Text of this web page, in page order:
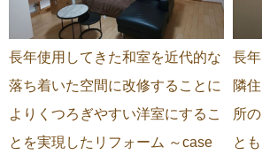
長年使用してきた和室を近代的な
落ち着いた空間に改修することに
よりくつろぎやすい洋室にするこ
とを実現したリフォーム ～case
長
隣
所
と